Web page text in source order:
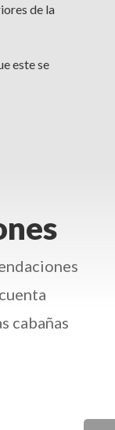
de la
este se
cabañas